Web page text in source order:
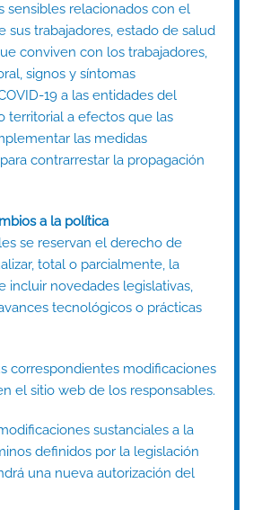
sensibles relacionados con el
sus trabajadores, estado de salud
conviven con los trabajadores,
signos y síntomas
19 a las entidades del
territorial a efectos que las
las medidas
contrarrestar la propagación
a la política
se reservan el derecho de
total o parcialmente, la
incluir novedades legislativas,
tecnológicos o prácticas
correspondientes modificaciones
el sitio web de los responsables.
sustanciales a la
definidos por la legislación
una nueva autorización del